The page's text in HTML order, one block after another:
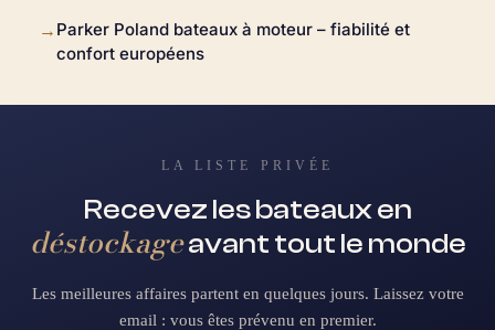
→ Parker Poland bateaux à moteur – fiabilité et
confort européens
LA LISTE PRIVÉE
Recevez les bateaux en
déstockageavant tout le monde
Les meilleures affaires partent en quelques jours. Laissez votre
email : vous êtes prévenu en premier.